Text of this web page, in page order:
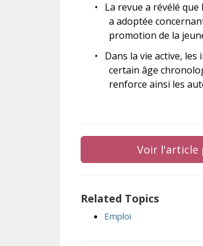
•
La revue a révélé
a adoptée
promotion de la
•
Dans la vie active,
certain âge
renforce ainsi les
Voir l'article
Related Topics
Emploi